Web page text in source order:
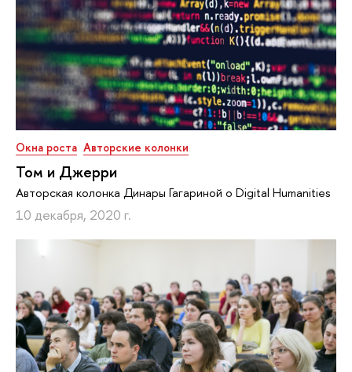
Окна роста Авторские колонки
Том и Джерри
Авторская колонка Динары Гагариной о Digital Humanities
10 декабря, 2020 г.